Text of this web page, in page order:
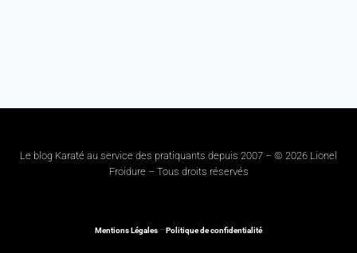
Le blog Karaté au service des pratiquants depuis 2007 – © 2026 Lionel
Froidure – Tous droits réservés
Mentions Légales –Politique de confidentialité